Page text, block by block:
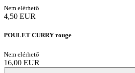
Nem elérhető
4,50 EUR
POULET CURRY rouge
Nem elérhető
16,00 EUR